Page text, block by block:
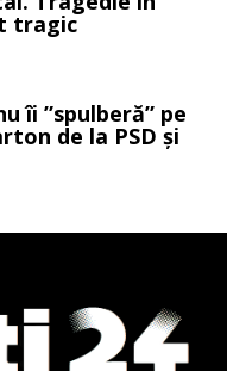
tragic
îi ”spulberă” pe
de la PSD și